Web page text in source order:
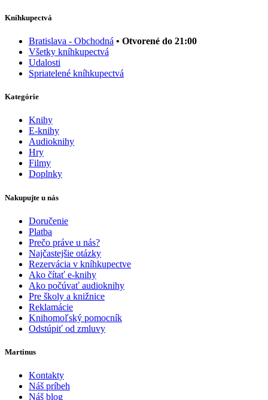
Kníhkupectvá
Bratislava - Obchodná • Otvorené do 21:00
Všetky kníhkupectvá
Udalosti
Spriatelené kníhkupectvá
Kategórie
Knihy
E-knihy
Audioknihy
Hry
Filmy
Doplnky
Nakupujte u nás
Doručenie
Platba
Prečo práve u nás?
Najčastejšie otázky
Rezervácia v kníhkupectve
Ako čítať e-knihy
Ako počúvať audioknihy
Pre školy a knižnice
Reklamácie
Knihomoľský pomocník
Odstúpiť od zmluvy
Martinus
Kontakty
Náš príbeh
Náš blog